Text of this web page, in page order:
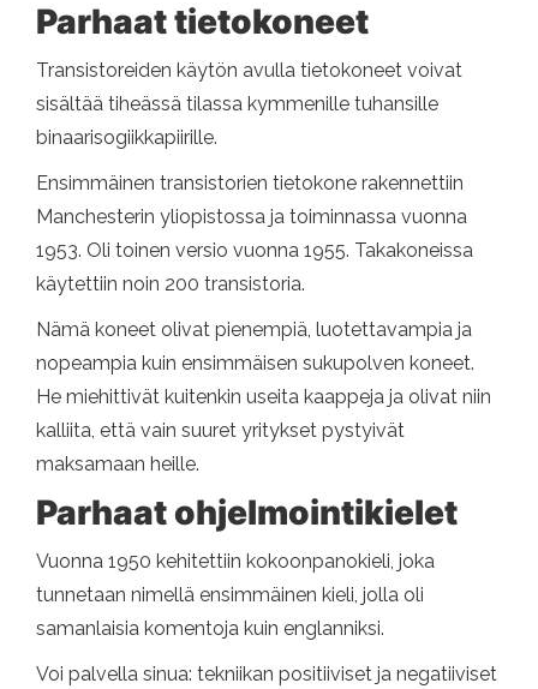
Parhaat tietokoneet
Transistoreiden käytön avulla tietokoneet voivat
sisältää tiheässä tilassa kymmenille tuhansille
binaarisogiikkapiirille.
Ensimmäinen transistorien tietokone rakennettiin
Manchesterin yliopistossa ja toiminnassa vuonna
1953. Oli toinen versio vuonna 1955. Takakoneissa
käytettiin noin 200 transistoria.
Nämä koneet olivat pienempiä, luotettavampia ja
nopeampia kuin ensimmäisen sukupolven koneet.
He miehittivät kuitenkin useita kaappeja ja olivat niin
kalliita, että vain suuret yritykset pystyivät
maksamaan heille.
Parhaat ohjelmointikielet
Vuonna 1950 kehitettiin kokoonpanokieli, joka
tunnetaan nimellä ensimmäinen kieli, jolla oli
samanlaisia ​​komentoja kuin englanniksi.
Voi palvella sinua: tekniikan positiiviset ja negatiiviset